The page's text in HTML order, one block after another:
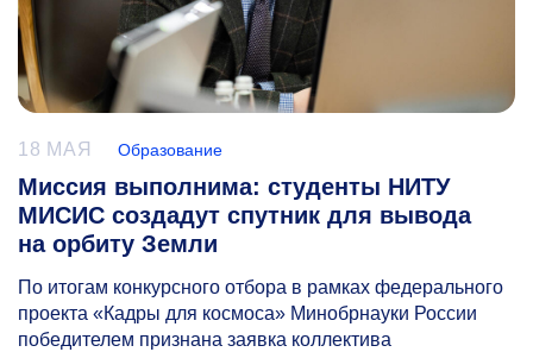
18 МАЯ Образование
Миссия выполнима: студенты НИТУ
МИСИС создадут спутник для вывода
на орбиту Земли
По итогам конкурсного отбора в рамках федерального
проекта «Кадры для космоса» Минобрнауки России
победителем признана заявка коллектива